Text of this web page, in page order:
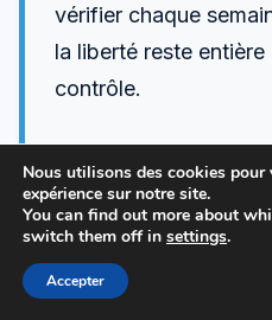
vérifier chaque
la liberté reste
contrôle.
150 Go suffisent-ils
vidéo et télétravail ?
Oui, si la vidéo reste en
Nous utilisons des cookies
expérience sur notre site.
You can find out more about
switch them off in settings.
Accepter